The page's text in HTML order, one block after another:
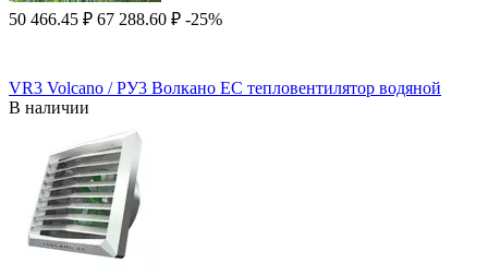
50 466.45 ₽ 67 288.60 ₽ -25%
VR3 Volcano / РУ3 Волкано EC тепловентилятор водяной
В наличии